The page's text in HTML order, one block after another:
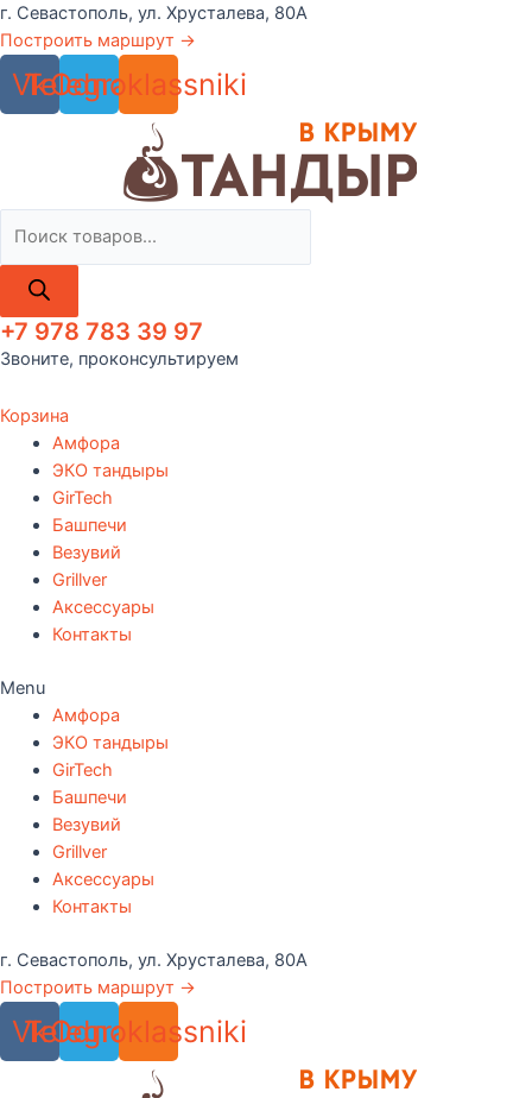
Перейти
к
содержимому
г. Севастополь, ул. Хрусталева, 80А
Построить маршрут →
Vk
Telegram
Odnoklassniki
товаров
+7 978 783 39 97
Звоните, проконсультируем
Корзина
Амфора
ЭКО тандыры
GirTech
Башпечи
Везувий
Grillver
Аксессуары
Контакты
Menu
Амфора
ЭКО тандыры
GirTech
Башпечи
Везувий
Grillver
Аксессуары
Контакты
г. Севастополь, ул. Хрусталева, 80А
Построить маршрут →
Vk
Telegram
Odnoklassniki